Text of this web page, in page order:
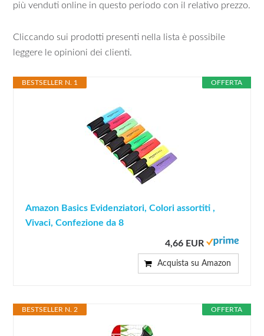
più venduti online in questo periodo con il relativo prezzo.
Cliccando sui prodotti presenti nella lista è possibile
leggere le opinioni dei clienti.
OFFERTA
BESTSELLER N. 1
Amazon Basics Evidenziatori, Colori assortiti ,
Vivaci, Confezione da 8
4,66 EUR
Acquista su Amazon
OFFERTA
BESTSELLER N. 2